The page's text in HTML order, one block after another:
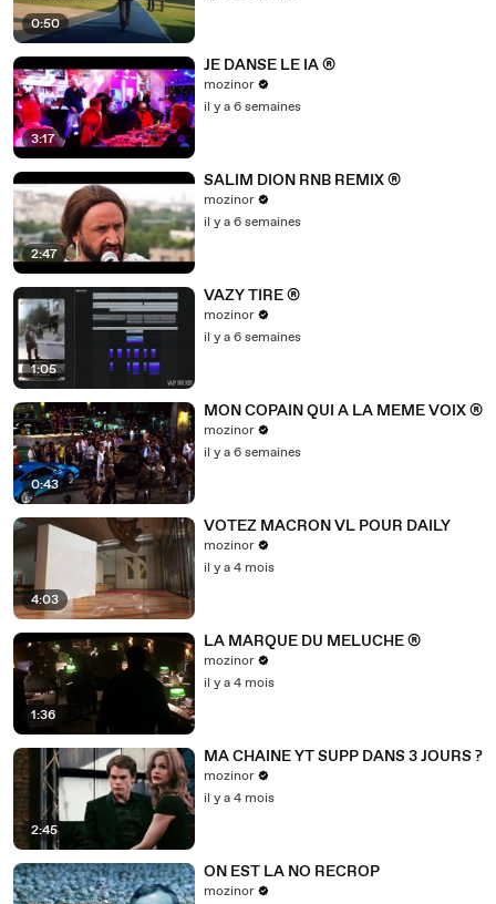
0:50
3:17
JE DANSE LE IA ®
mozinor
il y a 6 semaines
2:47
SALIM DION RNB REMIX ®
mozinor
il y a 6 semaines
1:05
VAZY TIRE ®
mozinor
il y a 6 semaines
0:43
MON COPAIN QUI A LA MEME VOIX ®
mozinor
il y a 6 semaines
4:03
VOTEZ MACRON VL POUR DAILY
mozinor
il y a 4 mois
1:36
LA MARQUE DU MELUCHE ®
mozinor
il y a 4 mois
2:45
MA CHAINE YT SUPP DANS 3 JOURS ?
mozinor
il y a 4 mois
ON EST LA NO RECROP
mozinor